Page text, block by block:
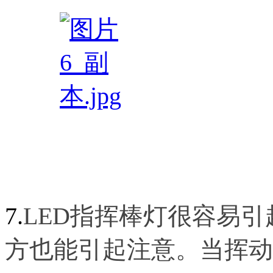
7.LED指挥棒灯很容易
方也能引起注意。当挥